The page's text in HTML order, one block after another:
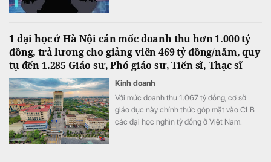
1 đại học ở Hà Nội cán mốc doanh thu hơn 1.000 tỷ
đồng, trả lương cho giảng viên 469 tỷ đồng/năm, quy
tụ đến 1.285 Giáo sư, Phó giáo sư, Tiến sĩ, Thạc sĩ
Kinh doanh
Với mức doanh thu 1.067 tỷ đồng, cơ sở
giáo dục này chính thức góp mặt vào CLB
các đại học nghìn tỷ đồng ở Việt Nam.